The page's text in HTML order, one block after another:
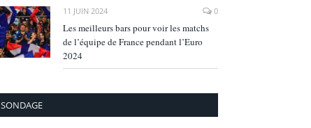
11 JUIN 2024 0
Les meilleurs bars pour voir les matchs
de l’équipe de France pendant l’Euro
2024
SONDAGE